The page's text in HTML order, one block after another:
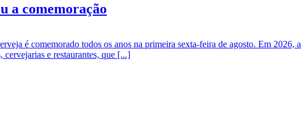
a comemoração
é comemorado todos os anos na primeira sexta-feira de agosto. Em 2026, a
cervejarias e restaurantes, que [...]